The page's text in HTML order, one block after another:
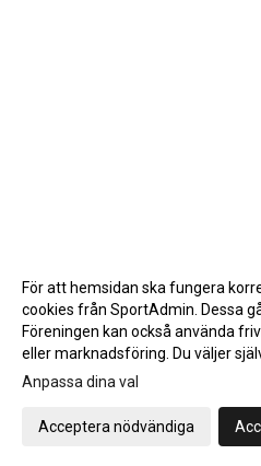
Gå till
För att hemsidan ska fungera
cookies från SportAdmin. Dessa
Föreningen kan också använda
eller marknadsföring. Du väljer
Anpassa dina val
Acceptera nödvändiga